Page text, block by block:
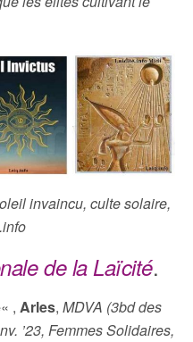
invaincu, culte solaire,
de la Laïcité.
« , Arles, MDVA (3bd des
’23, Femmes Solidaires,